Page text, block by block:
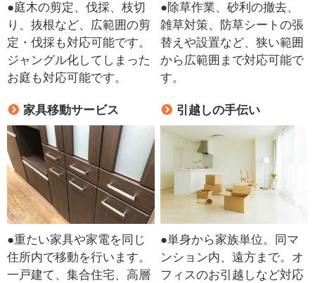
●庭木の剪定、伐採、枝切
り、抜根など、広範囲の剪
定・伐採も対応可能です。
ジャングル化してしまった
お庭も対応可能です。
●除草作業、砂利の撤去、
雑草対策、防草シートの張
替えや設置など、狭い範囲
から広範囲まで対応可能で
す。
家具移動サービス
●重たい家具や家電を同じ
住所内で移動を行います。
一戸建て、集合住宅、高層
引越しの手伝い
●単身から家族単位。同マ
ンション内、遠方まで。オ
フィスのお引越しなど対応